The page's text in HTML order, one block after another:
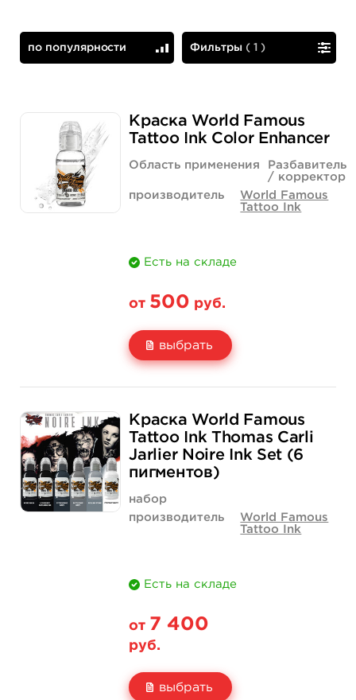
Фильтры (1 )
по популярности
Краска World Famous
Tattoo Ink Color Enhancer
Область применения
Разбавитель
/ корректор
производитель
World Famous
Tattoo Ink
Есть на складе
от 500 руб.
выбрать
Количество
500 руб.
купить
700 руб.
купить
Краска World Famous
Tattoo Ink Thomas Carli
Jarlier Noire Ink Set (6
пигментов)
набор
производитель
World Famous
Tattoo Ink
Есть на складе
от 7 400
руб.
выбрать